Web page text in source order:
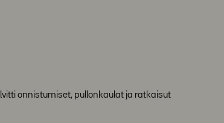
onnistumiset, pullonkaulat ja ratkaisut